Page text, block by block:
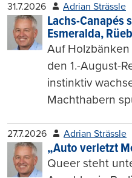
31.7.2026 Adrian Strässle
Lachs-Canapés
Esmeralda,
Auf
den 1.-August-
instinktiv
Machthabern
27.7.2026 Adrian Strässle
„Auto verletzt
Queer steht